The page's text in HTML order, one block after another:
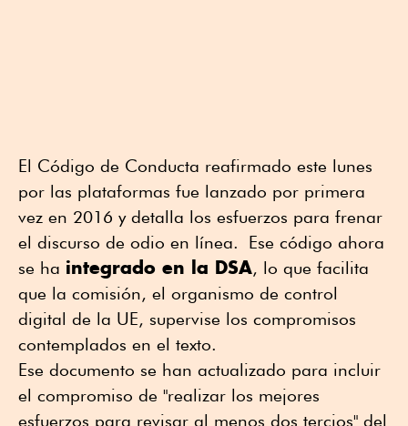
El Código de Conducta reafirmado este lunes
por las plataformas fue lanzado por primera
vez en 2016 y detalla los esfuerzos para frenar
el discurso de odio en línea. Ese código ahora
se ha integrado en la DSA, lo que facilita
que la comisión, el organismo de control
digital de la UE, supervise los compromisos
contemplados en el texto.
Ese documento se han actualizado para incluir
el compromiso de "realizar los mejores
esfuerzos para revisar al menos dos tercios" del